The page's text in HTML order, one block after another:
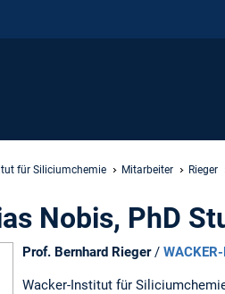
für Siliciumchemie Mitarbeiter Rieger
Nobis, PhD
Prof. Bernhard Rieger/
Wacker-Institut für